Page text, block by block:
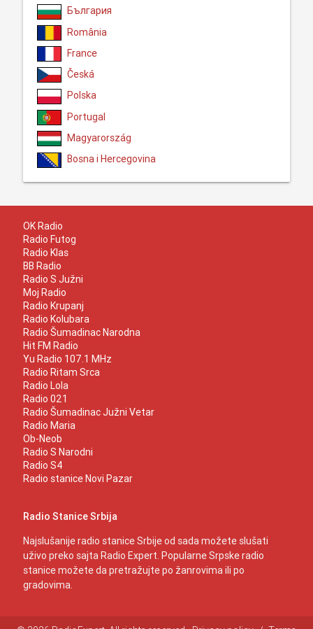
България
România
France
Česká
Polska
Portugal
Magyarország
Bosna i Hercegovina
OK Radio
Radio Futog
Radio Klas
BB Radio
Radio S Južni
Moj Radio
Radio Krupanj
Radio Kolubara
Radio Šumadinac Narodna
Hit FM Radio
Yu Radio 107.1 MHz
Radio Ritam Srca
Radio Lola
Radio 021
Radio Šumadinac Južni Vetar
Radio Maria
Ob-Neob
Radio S Narodni
Radio S4
Radio stanice Novi Pazar
Radio Stanice Srbija
Najslušanije radio stanice Srbije od sada možete slušati
uživo preko sajta Radio Expert. Popularne Srpske radio
stanice možete da pretražujte po žanrovima ili po
gradovima.